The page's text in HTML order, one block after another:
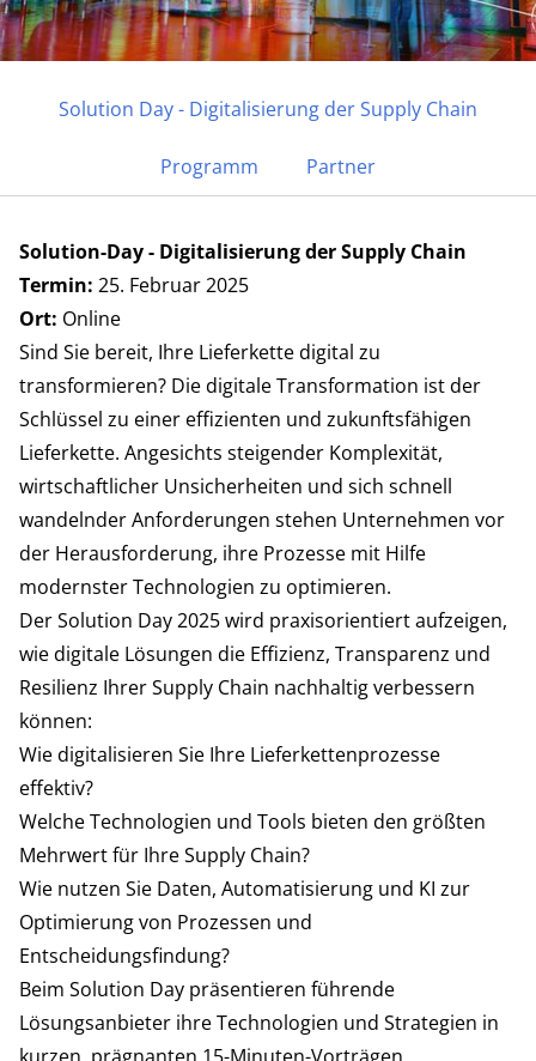
25. FEBRUAR 2025 | ONLINE
Digitalisierung der Supply
Chain
Solution Day - Digitalisierung der Supply Chain
Programm Partner
Solution-Day - Digitalisierung der Supply Chain
Termin: 25. Februar 2025
Ort: Online
Sind Sie bereit, Ihre Lieferkette digital zu
transformieren? Die digitale Transformation ist der
Schlüssel zu einer effizienten und zukunftsfähigen
Lieferkette. Angesichts steigender Komplexität,
wirtschaftlicher Unsicherheiten und sich schnell
wandelnder Anforderungen stehen Unternehmen vor
der Herausforderung, ihre Prozesse mit Hilfe
modernster Technologien zu optimieren.
Der Solution Day 2025 wird praxisorientiert aufzeigen,
wie digitale Lösungen die Effizienz, Transparenz und
Resilienz Ihrer Supply Chain nachhaltig verbessern
können:
Wie digitalisieren Sie Ihre Lieferkettenprozesse
effektiv?
Welche Technologien und Tools bieten den größten
Mehrwert für Ihre Supply Chain?
Wie nutzen Sie Daten, Automatisierung und KI zur
Optimierung von Prozessen und
Entscheidungsfindung?
Beim Solution Day präsentieren führende
Lösungsanbieter ihre Technologien und Strategien in